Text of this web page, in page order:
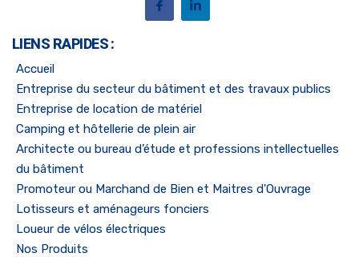
LIENS RAPIDES :
Accueil
Entreprise du secteur du bâtiment et des travaux publics
Entreprise de location de matériel
Camping et hôtellerie de plein air
Architecte ou bureau d’étude et professions intellectuelles
du bâtiment
Promoteur ou Marchand de Bien et Maitres d'Ouvrage
Lotisseurs et aménageurs fonciers
Loueur de vélos électriques
Nos Produits